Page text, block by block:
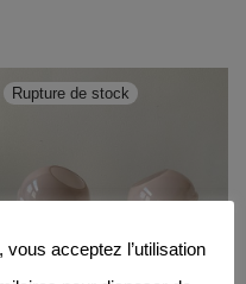
acceptez l’utilisation